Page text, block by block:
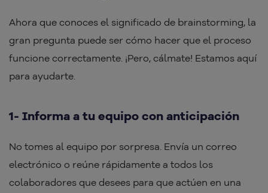
Ahora que conoces el significado de brainstorming, la
gran pregunta puede ser cómo hacer que el proceso
funcione correctamente. ¡Pero, cálmate! Estamos aquí
para ayudarte.
1- Informa a tu equipo con anticipación
No tomes al equipo por sorpresa. Envía un correo
electrónico o reúne rápidamente a todos los
colaboradores que desees para que actúen en una